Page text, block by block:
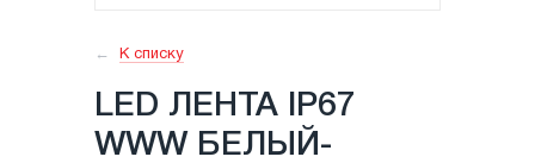
К списку
LED ЛЕНТА IP67
WWW БЕЛЫЙ-